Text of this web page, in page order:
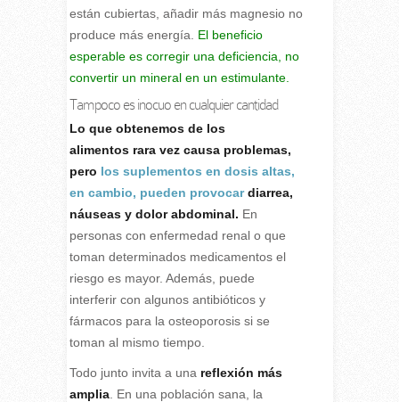
están cubiertas, añadir más magnesio no
produce más energía. El beneficio
esperable es corregir una deficiencia, no
convertir un mineral en un estimulante.
Tampoco es inocuo en cualquier cantidad
Lo que obtenemos de los
alimentos rara vez causa problemas,
pero los suplementos en dosis altas,
en cambio, pueden provocardiarrea,
náuseas y dolor abdominal. En
personas con enfermedad renal o que
toman determinados medicamentos el
riesgo es mayor. Además, puede
interferir con algunos antibióticos y
fármacos para la osteoporosis si se
toman al mismo tiempo.
Todo junto invita a una reflexión más
amplia. En una población sana, la